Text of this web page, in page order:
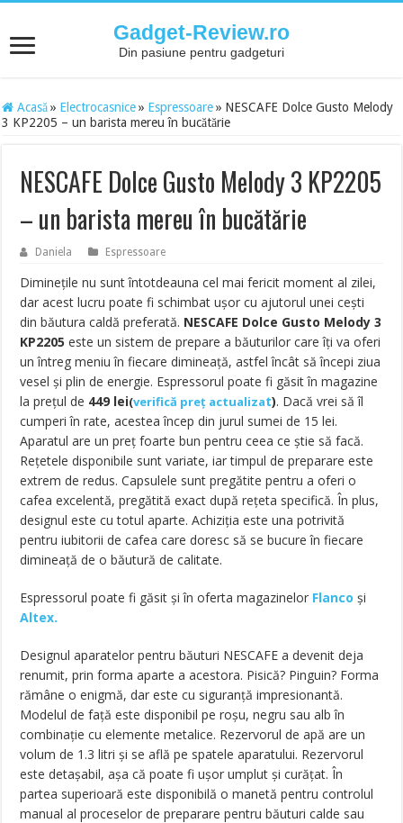
Gadget-Review.ro
Din pasiune pentru gadgeturi
Acasă » Electrocasnice » Espressoare » NESCAFE Dolce Gusto Melody
3 KP2205 – un barista mereu în bucătărie
NESCAFE Dolce Gusto Melody 3 KP2205
– un barista mereu în bucătărie
Daniela Espressoare
Diminețile nu sunt întotdeauna cel mai fericit moment al zilei,
dar acest lucru poate fi schimbat ușor cu ajutorul unei cești
din băutura caldă preferată. NESCAFE Dolce Gusto Melody 3
KP2205 este un sistem de prepare a băuturilor care îți va oferi
un întreg meniu în fiecare dimineață, astfel încât să începi ziua
vesel și plin de energie. Espressorul poate fi găsit în magazine
la prețul de 449 lei(verifică preț actualizat). Dacă vrei să îl
cumperi în rate, acestea încep din jurul sumei de 15 lei.
Aparatul are un preț foarte bun pentru ceea ce știe să facă.
Rețetele disponibile sunt variate, iar timpul de preparare este
extrem de redus. Capsulele sunt pregătite pentru a oferi o
cafea excelentă, pregătită exact după rețeta specifică. În plus,
designul este cu totul aparte. Achiziția este una potrivită
pentru iubitorii de cafea care doresc să se bucure în fiecare
dimineață de o băutură de calitate.
Espressorul poate fi găsit și în oferta magazinelor Flanco și
Altex.
Designul aparatelor pentru băuturi NESCAFE a devenit deja
renumit, prin forma aparte a acestora. Pisică? Pinguin? Forma
rămâne o enigmă, dar este cu siguranță impresionantă.
Modelul de față este disponibil pe roșu, negru sau alb în
combinație cu elemente metalice. Rezervorul de apă are un
volum de 1.3 litri și se află pe spatele aparatului. Rezervorul
este detașabil, așa că poate fi ușor umplut și curățat. În
partea superioară este disponibilă o manetă pentru controlul
manual al proceselor de preparare pentru băuturi calde sau